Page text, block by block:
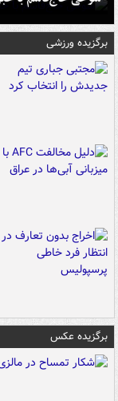
برگزیده ورزشی
برگزیده عکس